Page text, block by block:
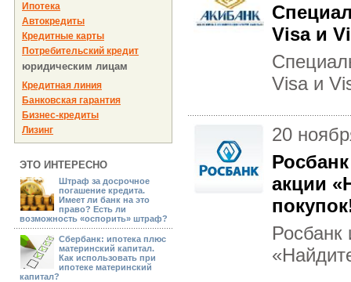
Ипотека
Автокредиты
Кредитные карты
Потребительский кредит
юридическим лицам
Кредитная линия
Банковская гарантия
Бизнес-кредиты
Лизинг
ЭТО ИНТЕРЕСНО
Штраф за досрочное
погашение кредита.
Имеет ли банк на это
право? Есть ли
возможность «оспорить» штраф?
Сбербанк: ипотека плюс
материнский капитал.
Как использовать при
ипотеке материнский
капитал?
Visa и
Visa и
20
акции
Росбанк